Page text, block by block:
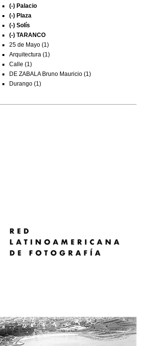
(-) Palacio
(-) Plaza
(-) Solís
(-) TARANCO
25 de Mayo (1)
Arquitectura (1)
Calle (1)
DE ZABALA Bruno Mauricio (1)
Durango (1)